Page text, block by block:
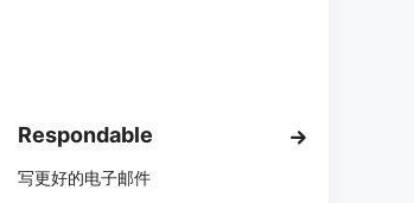
Respondable
写更好的电子邮件